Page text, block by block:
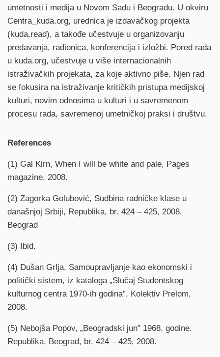
umetnosti i medija u Novom Sadu i Beogradu. U okviru
Centra_kuda.org, urednica je izdavačkog projekta
(kuda.read), a takođe učestvuje u organizovanju
predavanja, radionica, konferencija i izložbi. Pored rada
u kuda.org, učestvuje u više internacionalnih
istraživačkih projekata, za koje aktivno piše. Njen rad
se fokusira na istraživanje kritičkih pristupa medijskoj
kulturi, novim odnosima u kulturi i u savremenom
procesu rada, savremenoj umetničkoj praksi i društvu.
References
(1) Gal Kirn, When I will be white and pale, Pages
magazine, 2008.
(2) Zagorka Golubović, Sudbina radničke klase u
današnjoj Srbiji, Republika, br. 424 – 425, 2008.
Beograd
(3) Ibid.
(4) Dušan Grlja, Samoupravljanje kao ekonomski i
politički sistem, iz kataloga „Slučaj Studentskog
kulturnog centra 1970-ih godina”, Kolektiv Prelom,
2008.
(5) Nebojša Popov, „Beogradski jun” 1968. godine.
Republika, Beograd, br. 424 – 425, 2008.